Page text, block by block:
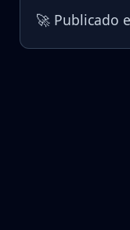
🚀 Publicado